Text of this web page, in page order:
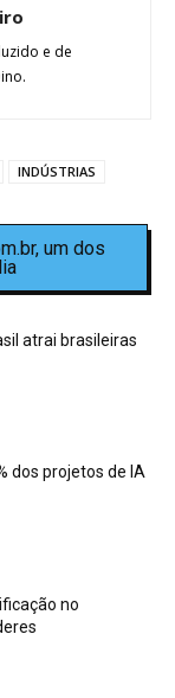
e de
INDÚSTRIAS
um dos
atrai brasileiras
dos projetos de IA
no